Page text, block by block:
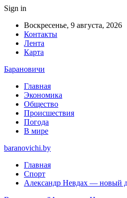
Sign in
Воскресенье, 9 августа, 2026
Контакты
Лента
Карта
Барановичи
Главная
Экономика
Общество
Происшествия
Погода
В мире
baranovichi.by
Главная
Спорт
Александр Невдах — новый